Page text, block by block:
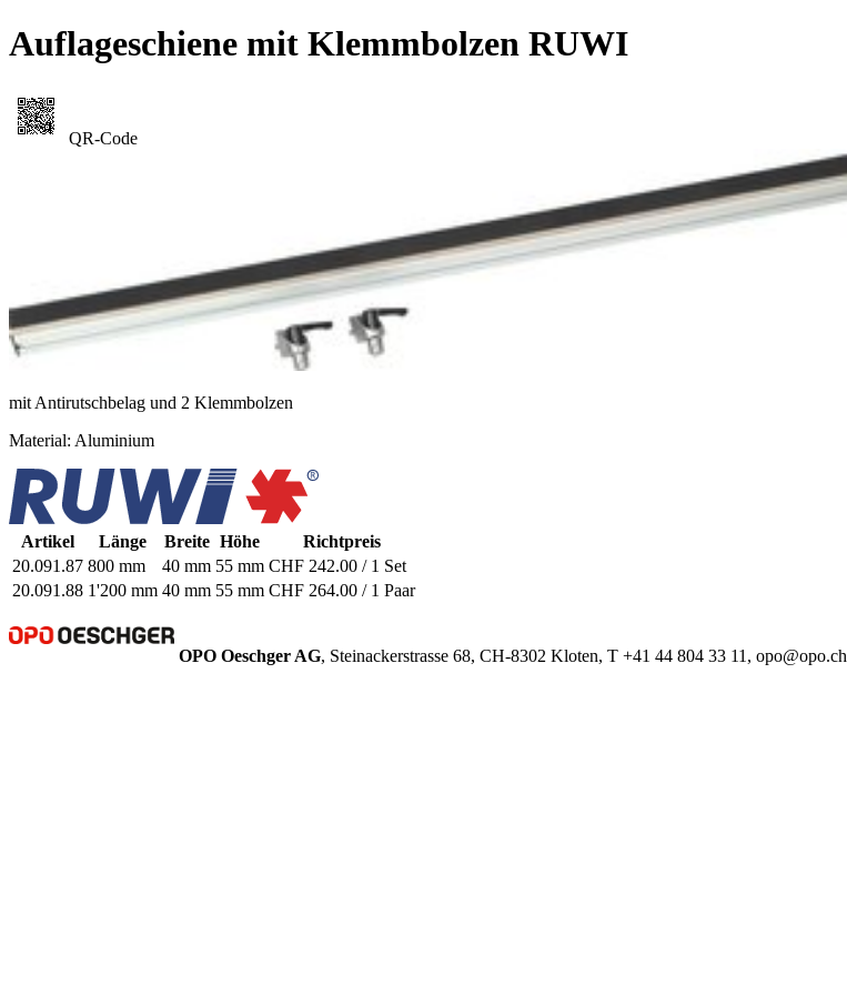
Auflageschiene mit Klemmbolzen RUWI
QR-Code
mit Antirutschbelag und 2 Klemmbolzen
Material: Aluminium
Artikel Länge Breite Höhe
Richtpreis
20.091.87 800 mm 40 mm 55 mm CHF 242.00 / 1 Set
20.091.88 1'200 mm 40 mm 55 mm CHF 264.00 / 1 Paar
OPO Oeschger AG, Steinackerstrasse 68, CH-8302 Kloten, T +41 44 804 33 11, opo@opo.ch